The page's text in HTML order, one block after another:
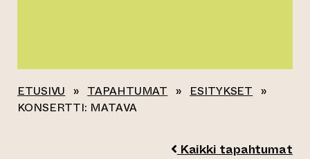
ETUSIVU » TAPAHTUMAT » ESITYKSET »
KONSERTTI: MATAVA
Kaikki tapahtumat